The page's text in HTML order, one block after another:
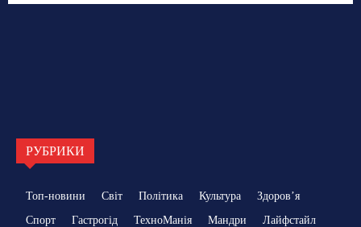
РУБРИКИ
Топ-новини Світ Політика Культура
Здоровʼя
Спорт
Гастрогід ТехноМанія Мандри
Лайфстайл